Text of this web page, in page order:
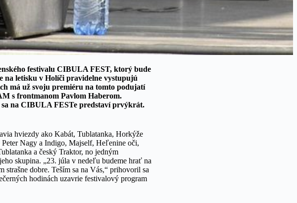
festivalu CIBULA FEST, ktorý bude
na letisku v Holíči pravidelne vystupujú
má už svoju premiéru na tomto podujatí
s frontmanom Pavlom Haberom.
sa na CIBULA FESTe predstaví prvýkrát.
hviezdy ako Kabát, Tublatanka, Horkýže
Nagy a Indigo, Majself, Heľenine oči,
a český Traktor, no jedným
skupina. „23. júla v nedeľu budeme hrať na
dobre. Teším sa na Vás,“ prihovoril sa
hodinách uzavrie festivalový program